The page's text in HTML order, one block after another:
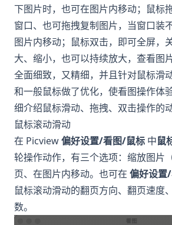
下图片时，也可在图片内移动；鼠标
窗口、也可拖拽复制图片，当窗口装
图片内移动；鼠标双击，即可全屏，
大、缩小，也可以持续放大，查看图
全面细致，又精细，并且针对鼠标滑
和一般鼠标做了优化，使看图操作体
细介绍鼠标滑动、拖拽、双击操作的
鼠标滚动滑动
在 Picview偏好设置/看图/鼠标 中鼠
轮操作动作，有三个选项：缩放图片
页、在图片内移动。也可在 偏好设置
鼠标滚动滑动的翻页方向、翻页速度
数。